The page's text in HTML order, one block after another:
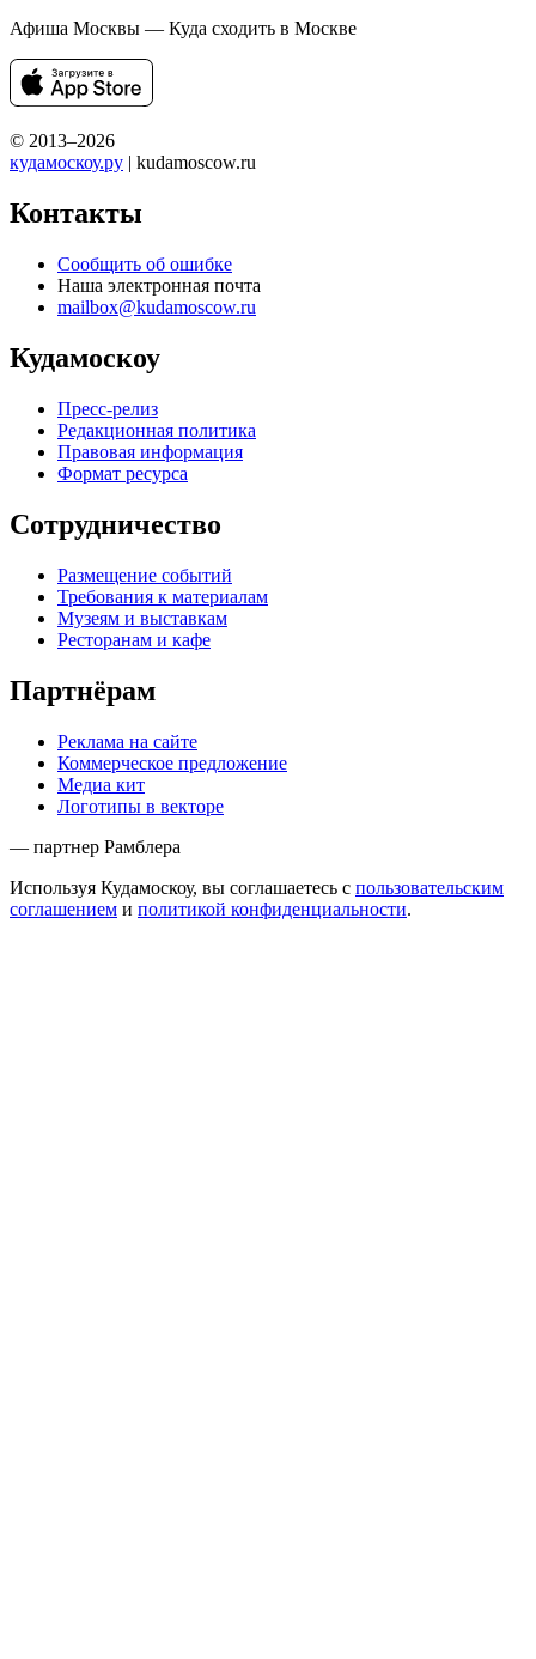
Афиша Москвы — Куда сходить в Москве
© 2013–2026
кудамоскоу.ру | kudamoscow.ru
Контакты
Сообщить об ошибке
Наша электронная почта
mailbox@kudamoscow.ru
Кудамоскоу
Пресс-релиз
Редакционная политика
Правовая информация
Формат ресурса
Сотрудничество
Размещение событий
Требования к материалам
Музеям и выставкам
Ресторанам и кафе
Партнёрам
Реклама на сайте
Коммерческое предложение
Медиа кит
Логотипы в векторе
— партнер Рамблера
Используя Кудамоскоу, вы соглашаетесь с пользовательским
соглашением и политикой конфиденциальности.